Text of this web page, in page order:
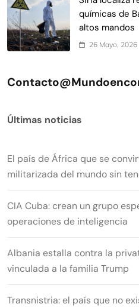
químicas de
altos mandos
26 Mayo, 2026
Últimas noticias
El país de África que se
militarizada del mundo sin
CIA Cuba: crean un grupo
operaciones de inteligencia
Albania estalla contra la
vinculada a la familia Trump
Transnistria: el país que no